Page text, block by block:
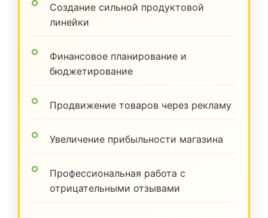
Создание сильной продуктовой
линейки
Финансовое планирование и
бюджетирование
Продвижение товаров через рекламу
Увеличение прибыльности магазина
Профессиональная работа с
отрицательными отзывами